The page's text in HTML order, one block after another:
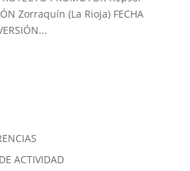
Zorraquín (La Rioja) FECHA
ACTIVIDAD